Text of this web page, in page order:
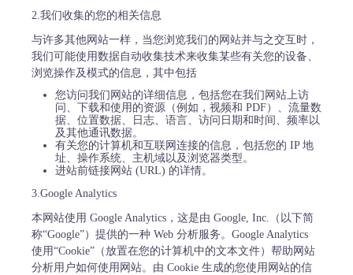
2.我们收集的您的相关信息
与许多其他网站一样，当您浏览我们的网站并与之交互时，
我们可能使用数据自动收集技术来收集某些有关您的设备、
浏览操作及模式的信息，其中包括
您访问我们网站的详细信息，包括您在我们网站上访
问、下载和使用的资源（例如，视频和 PDF）、流量数
据、位置数据、日志、语言、访问日期和时间、频率以
及其他通讯数据。
有关您的计算机和互联网连接的信息，包括您的 IP 地
址、操作系统、主机域以及浏览器类型。
进站前链接网站 (URL) 的详情。
3.Google Analytics
本网站使用 Google Analytics，这是由 Google, Inc.（以下简
称“Google”）提供的一种 Web 分析服务。Google Analytics
使用“Cookie”（放置在您的计算机中的文本文件）帮助网站
分析用户如何使用网站。由 Cookie 生成的您使用网站的信